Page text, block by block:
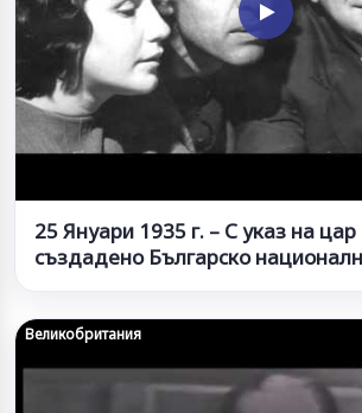
25 Януари 1935 г. – С указ на
създадено Българско
Великобритания